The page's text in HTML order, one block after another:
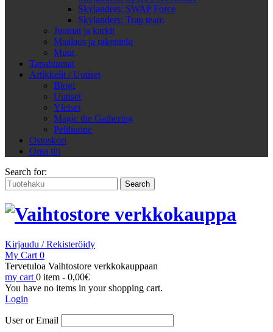
Skylanders: SWAP Force
Skylanders: Trap team
Juomat ja karkit
Maalaus ja rakentelu
Muut
Tapahtumat
Artikkelit / Uutiset
Blogi
Uutiset
Yleiset
Magic the Gathering
Pelihuone
Ostoskori
Oma tili
Search for:
Kirjaudu / Rekisteröidy
My Cart 0
Tervetuloa Vaihtostore verkkokauppaan
my cart 0 item - 0,00€
You have no items in your shopping cart.
Login
User or Email